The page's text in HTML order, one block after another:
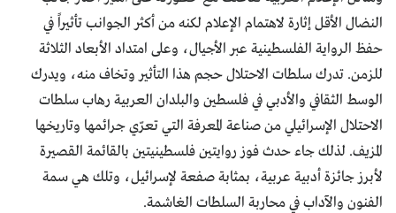
النضال الأقل إثارة لاهتمام الإعلام لكنه من أكثر الجوانب تأثيراً في
حفظ الرواية الفلسطينية عبر الأجيال، وعلى امتداد الأبعاد الثلاثة
للزمن. تدرك سلطات الاحتلال حجم هذا التأثير وتخاف منه، ويدرك
الوسط الثقافي والأدبي في فلسطين والبلدان العربية رهاب سلطات
الاحتلال الإسرائيلي من صناعة المعرفة التي تعرّي جرائمها وتاريخها
المزيف. لذلك جاء حدث فوز روايتين فلسطينيتين بالقائمة القصيرة
لأبرز جائزة أدبية عربية، بمثابة صفعة لإسرائيل، وتلك هي سمة
الفنون والآداب في محاربة السلطات الغاشمة.